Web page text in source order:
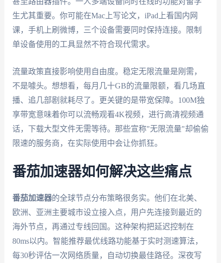
生尤其重要。你可能在Mac上写论文，iPad上看国内网
课，手机上刷微博，三个设备需要同时保持连接。限制
单设备使用的工具显然不符合现代需求。
流量政策直接影响使用自由度。稳定无限流量是刚需，
不是噱头。想想看，每月几十GB的流量限额，看几场直
播、追几部剧就耗尽了。更关键的是带宽保障。100M独
享带宽意味着你可以流畅观看4K视频，进行高清视频通
话，下载大型文件无需等待。那些宣称"无限流量"却偷偷
限速的服务商，在实际使用中会让你抓狂。
番茄加速器如何解决这些痛点
番茄加速器的全球节点分布策略很务实。他们在北美、
欧洲、亚洲主要城市设立接入点，用户先连接到最近的
海外节点，再通过专线回国。这种架构把延迟控制在
80ms以内。智能推荐最优线路功能基于实时测速算法，
每30秒评估一次网络质量，自动切换最佳路径。深夜写